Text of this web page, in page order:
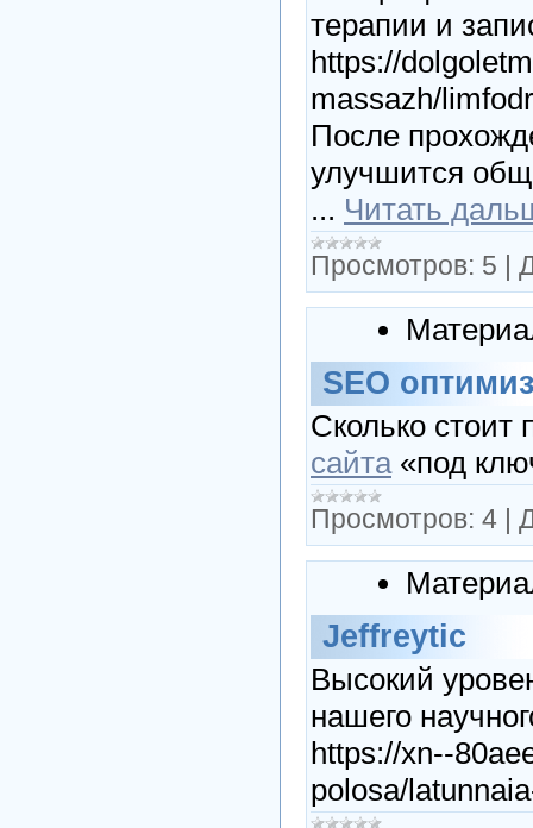
терапии и
https://
massazh/
После
улучшится
... Читать
Просмотров: 5 |
SEO
Сколько
сайта«под
Просмотров: 4 |
Jeffreytic
Высокий
нашего
https://xn--
polosa/